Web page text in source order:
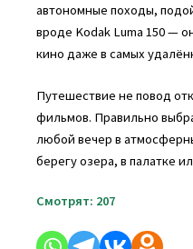
автономные походы,
вроде Kodak Luma 150 —
кино даже в самых
Путешествие не повод
фильмов. Правильно
любой вечер в
берегу озера, в палатке
Смотрят: 207